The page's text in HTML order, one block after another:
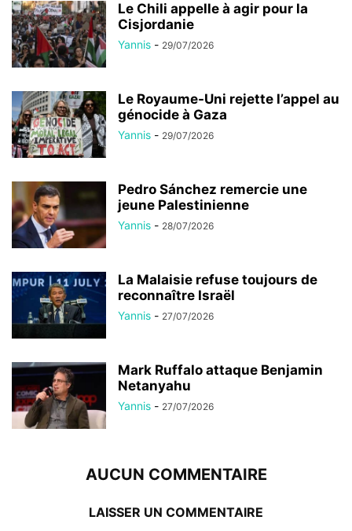
Le Chili appelle à agir pour la
Cisjordanie
Yannis - 29/07/2026
Le Royaume-Uni rejette l’appel au
génocide à Gaza
Yannis - 29/07/2026
Pedro Sánchez remercie une
jeune Palestinienne
Yannis - 28/07/2026
La Malaisie refuse toujours de
reconnaître Israël
Yannis - 27/07/2026
Mark Ruffalo attaque Benjamin
Netanyahu
Yannis - 27/07/2026
AUCUN COMMENTAIRE
LAISSER UN COMMENTAIRE